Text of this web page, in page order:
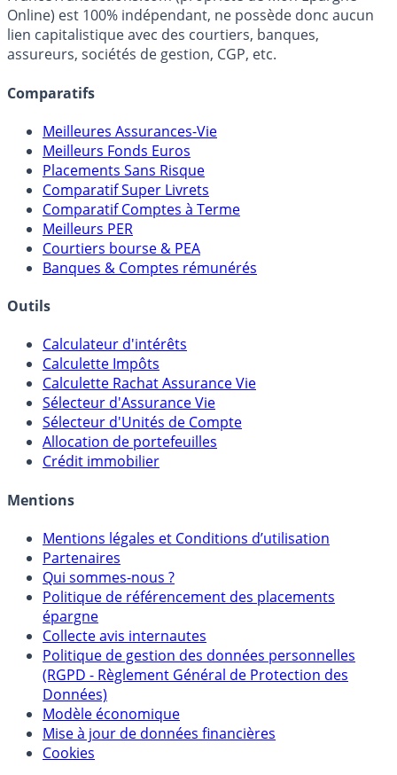
fiscalité et les opportunités de placement.
FranceTransactions.com (propriété de Mon Epargne
Online) est 100% indépendant, ne possède donc aucun
assureurs, sociétés de gestion, CGP, etc.
Comparatifs
Meilleures Assurances-Vie
Meilleurs Fonds Euros
Placements Sans Risque
Comparatif Super Livrets
Comparatif Comptes à Terme
Meilleurs PER
Banques & Comptes rémunérés
Outils
Calculateur d'intérêts
Calculette Impôts
Calculette Rachat Assurance Vie
Sélecteur d'Assurance Vie
Sélecteur d'Unités de Compte
Crédit immobilier
Mentions
Mentions légales et Conditions d’utilisation
Partenaires
Qui sommes-nous ?
Politique de référencement des placements
épargne
Collecte avis internautes
Politique de gestion des données personnelles
(RGPD - Règlement Général de Protection des
Données)
Modèle économique